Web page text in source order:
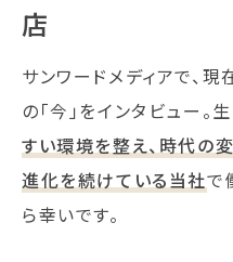
店
サンワードメディアで、
の「今」をインタビュー。
すい環境を整え、時代の
進化を続けている当社で
ら幸いです。